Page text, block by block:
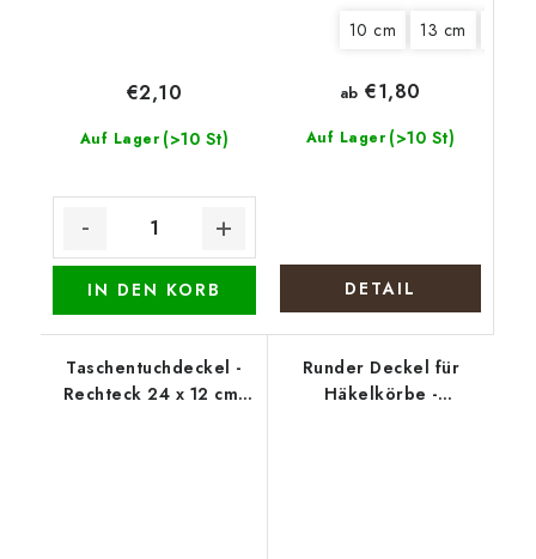
Auf Lager (>10 St)
€2,10
IN DEN KORB
10 cm 13 cm
Auf Lager (>10 St)
ab €1,80
DETAIL
Taschentuchdeckel -
Rechteck 24 x 12 cm,
Runder Deckel für
Häkelkörbe -